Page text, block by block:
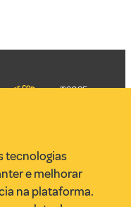
©2025
tecnologias
e melhorar
na plataforma.